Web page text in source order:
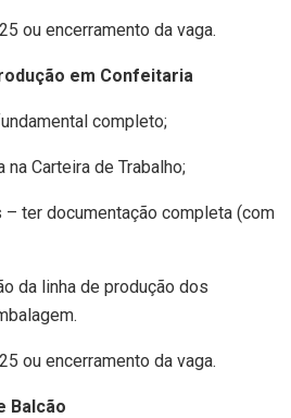
ou encerramento da vaga.
em Confeitaria
completo;
Carteira de Trabalho;
ter documentação completa (com
da linha de produção dos
ou encerramento da vaga.
Balcão